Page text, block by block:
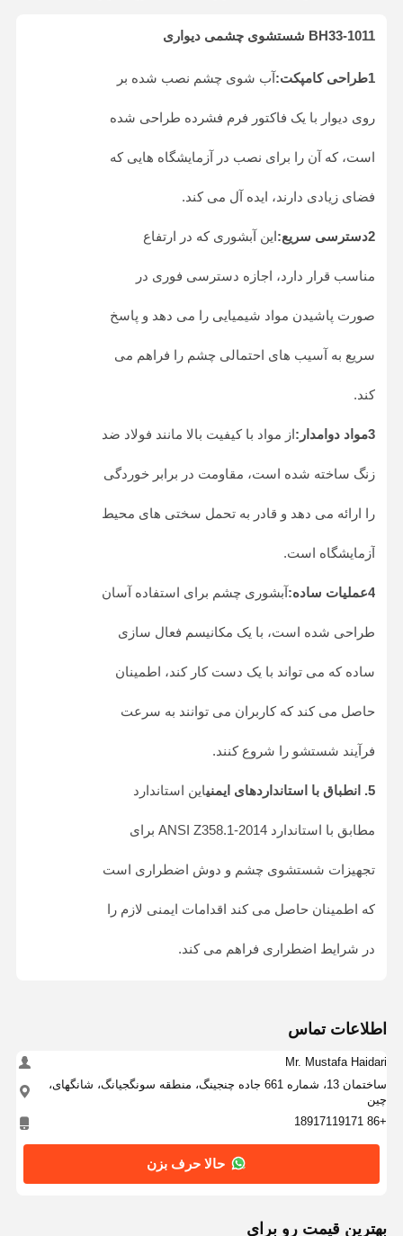
بگیرید
وبلاگ
حمام اضطراری و شستشوی چشم
ایستگاه شستشوی چشم نصب شده روی دیوار
ایستگاه شستشوی چشم
ایستگاه شستشوی چشم با پدال پا
BH33-1011 شستشوی چشمی دیواری
1طراحی کامپکت: آب شوی چشم نصب شده بر
روی دیوار با یک فاکتور فرم فشرده طراحی شده
است، که آن را برای نصب در آزمایشگاه هایی که
فضای زیادی دارند، ایده آل می کند.
2دسترسی سریع: این آبشوری که در ارتفاع
مناسب قرار دارد، اجازه دسترسی فوری در
صورت پاشیدن مواد شیمیایی را می دهد و پاسخ
سریع به آسیب های احتمالی چشم را فراهم می
کند.
3مواد دوامدار: از مواد با کیفیت بالا مانند فولاد ضد
زنگ ساخته شده است، مقاومت در برابر خوردگی
را ارائه می دهد و قادر به تحمل سختی های محیط
آزمایشگاه است.
4عملیات ساده: آبشوری چشم برای استفاده آسان
طراحی شده است، با یک مکانیسم فعال سازی
ساده که می تواند با یک دست کار کند، اطمینان
حاصل می کند که کاربران می توانند به سرعت
فرآیند شستشو را شروع کنند.
5. انطباق با استانداردهای ایمنی این استاندارد
مطابق با استاندارد ANSI Z358.1-2014 برای
تجهیزات شستشوی چشم و دوش اضطراری است
که اطمینان حاصل می کند اقدامات ایمنی لازم را
در شرایط اضطراری فراهم می کند.
اطلاعات تماس
Mr. Mustafa Haidari
ساختمان 13، شماره 661 جاده چنجینگ، منطقه سونگجیانگ، شانگهای،
چین
+86 18917119171
حالا حرف بزن
بهترين قيمت رو براي